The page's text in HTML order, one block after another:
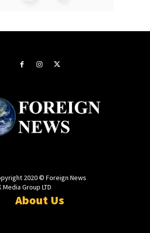
2020 © Foreign News
Media Group LTD
About Us